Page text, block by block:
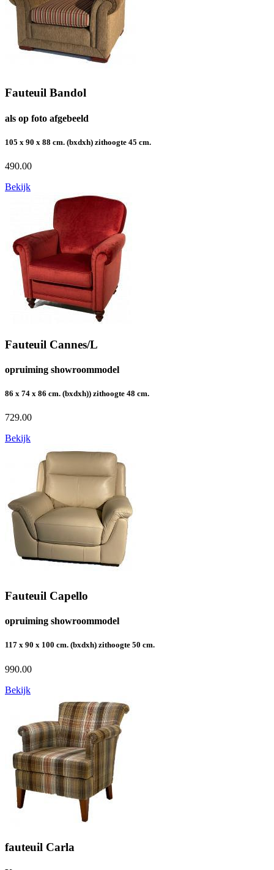
Fauteuil Bandol
als op foto afgebeeld
105 x 90 x 88 cm. (bxdxh) zithoogte 45 cm.
490.00
Bekijk
Fauteuil Cannes/L
opruiming showroommodel
86 x 74 x 86 cm. (bxdxh)) zithoogte 48 cm.
729.00
Bekijk
Fauteuil Capello
opruiming showroommodel
117 x 90 x 100 cm. (bxdxh) zithoogte 50 cm.
990.00
Bekijk
fauteuil Carla